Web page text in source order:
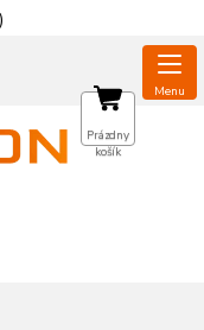
NÁKUPNÝ
KOŠÍK
Prázdny
košík